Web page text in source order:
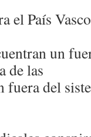
el País
un
de las
fuera del